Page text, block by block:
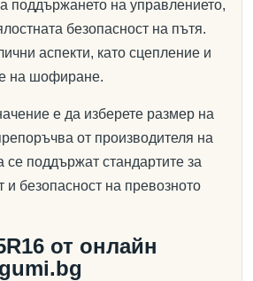
поддържането на управлението,
безопасност на пътя.
аспекти, като сцепление и
на шофиране.
е да изберете размер на
от производителя на
се поддържат стандартите за
и безопасност на превозното
от онлайн